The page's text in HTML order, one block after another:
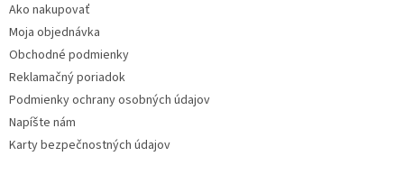
Ako nakupovať
Moja objednávka
Obchodné podmienky
Reklamačný poriadok
Podmienky ochrany osobných údajov
Napíšte nám
Karty bezpečnostných údajov